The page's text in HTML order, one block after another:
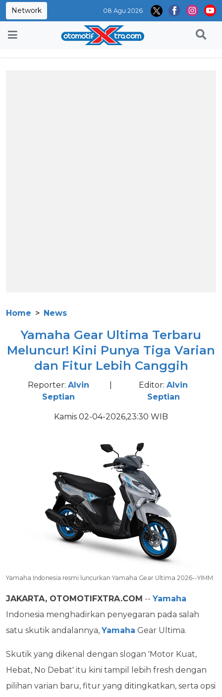
Network 08 Agu 2026
Home News
Yamaha Gear Ultima Terbaru
Meluncur! Kini Punya Tiga Varian
dan Fitur Lebih Canggih
Reporter: Alvin
Septian
Editor:Alvin
Septian
Kamis 02-04-2026,23:30 WIB
Yamaha Indonesia resmi luncurkan Yamaha Gear Ultima 2026--YIMM
JAKARTA, OTOMOTIFXTRA.COM -- Yamaha
Indonesia menghadirkan penyegaran pada salah
satu skutik andalannya, Yamaha Gear Ultima.
Skutik yang dikenal dengan slogan 'Motor Kuat,
Hebat, No Debat' itu kini tampil lebih fresh dengan
pilihan varian baru, fitur yang ditingkatkan, serta opsi